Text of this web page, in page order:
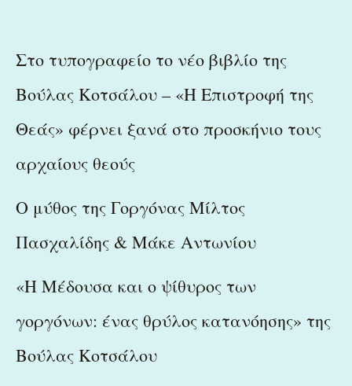
Στο τυπογραφείο το νέο βιβλίο της
Βούλας Κοτσάλου – «Η Επιστροφή της
Θεάς» φέρνει ξανά στο προσκήνιο τους
αρχαίους θεούς
Ο μύθος της Γοργόνας Μίλτος
Πασχαλίδης & Μάκε Αντωνίου
«Η Μέδουσα και ο ψίθυρος των
γοργόνων: ένας θρύλος κατανόησης» της
Βούλας Κοτσάλου